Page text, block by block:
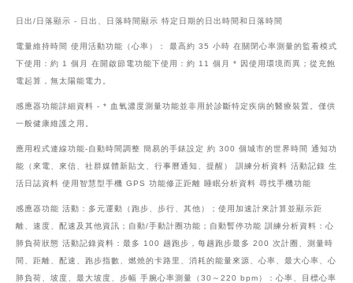
日出/日落顯示 - 日出、日落時間顯示 特定日期的日出時間和日落時間
電量維持時間 使用活動功能（心率）： 最高約 35 小時 在關閉心率測量的監看模式
下使用：約 1 個月 在開啟節電功能下使用：約 11 個月 * 因使用環境而異；從充飽
電起算，無太陽能電力。
感應器功能詳細資料 - * 血氧濃度測量功能並非用於診斷特定疾病的醫療裝置。僅供
一般健康維護之用。
應用程式連線功能-自動時間調整 簡易的手錶設定 約 300 個城市的世界時間 通知功
能（來電、來信、社群媒體新貼文、行事曆通知、提醒） 訓練分析資料 活動記錄 生
活日誌資料 使用智慧型手機 GPS 功能修正距離 睡眠分析資料 尋找手機功能
感應器功能 活動：多元運動（跑步、步行、其他）；使用加速計來計算並顯示距
離、速度、配速及其他資訊；自動/手動計圈功能；自動暫停功能 訓練分析資料：心
肺負荷狀態 活動記錄資料：最多 100 趟跑步，每趟跑步最多 200 次計圈、測量時
間、距離、配速、跑步指數、燃燒的卡路里、消耗的能量來源、心率、最大心率、心
肺負荷、坡度、最大坡度、步幅 手腕心率測量（30～220 bpm）：心率、目標心率